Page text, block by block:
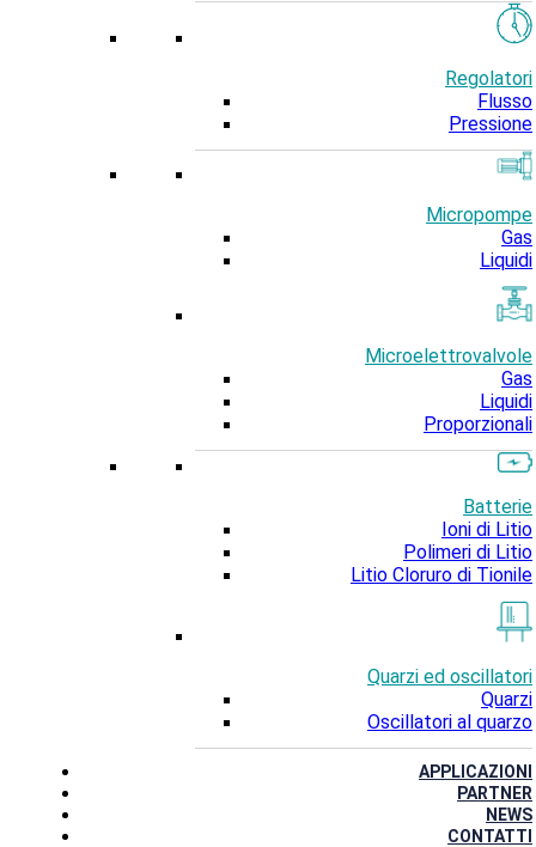
Regolatori
Flusso
Pressione
Micropompe
Gas
Liquidi
Microelettrovalvole
Gas
Liquidi
Proporzionali
Batterie
Ioni di Litio
Polimeri di Litio
Litio Cloruro di Tionile
Quarzi ed oscillatori
Quarzi
Oscillatori al quarzo
APPLICAZIONI
PARTNER
NEWS
CONTATTI